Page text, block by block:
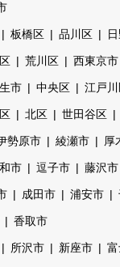
板橋区 品川区
荒川区 西東京市
市 中央区 江戸
北区 世田谷区
勢原市 綾瀬市 厚
市 逗子市 藤沢市
成田市 浦安市
香取市
所沢市 新座市